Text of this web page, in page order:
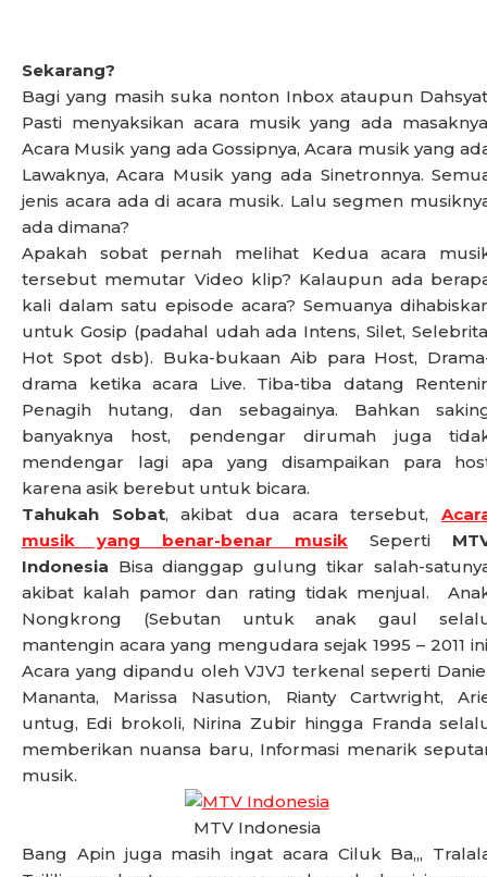
Sekarang?
Bagi yang masih suka nonton Inbox ataupun
Pasti menyaksikan acara musik yang ada
Acara Musik yang ada Gossipnya, Acara musik yang
Lawaknya, Acara Musik yang ada Sinetronnya.
jenis acara ada di acara musik. Lalu segmen
ada dimana?
Apakah sobat pernah melihat Kedua acara
tersebut memutar Video klip? Kalaupun ada
kali dalam satu episode acara? Semuanya
untuk Gosip (padahal udah ada Intens, Silet,
Hot Spot dsb). Buka-bukaan Aib para Host,
drama ketika acara Live. Tiba-tiba datang
Penagih hutang, dan sebagainya. Bahkan
banyaknya host, pendengar dirumah juga
mendengar lagi apa yang disampaikan para
karena asik berebut untuk bicara.
Tahukah Sobat, akibat dua acara tersebut,
musik yang benar-benar musik Seperti
Indonesia Bisa dianggap gulung tikar salah-
akibat kalah pamor dan rating tidak menjual.
Nongkrong (Sebutan untuk anak gaul
mantengin acara yang mengudara sejak 1995 – 2011
Acara yang dipandu oleh VJVJ terkenal seperti
Mananta, Marissa Nasution, Rianty Cartwright,
untug, Edi brokoli, Nirina Zubir hingga Franda
memberikan nuansa baru, Informasi menarik
musik.
MTV Indonesia
Bang Apin juga masih ingat acara Ciluk Ba,,,